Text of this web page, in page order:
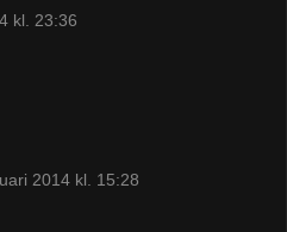
kl. 23:36
2014 kl. 15:28